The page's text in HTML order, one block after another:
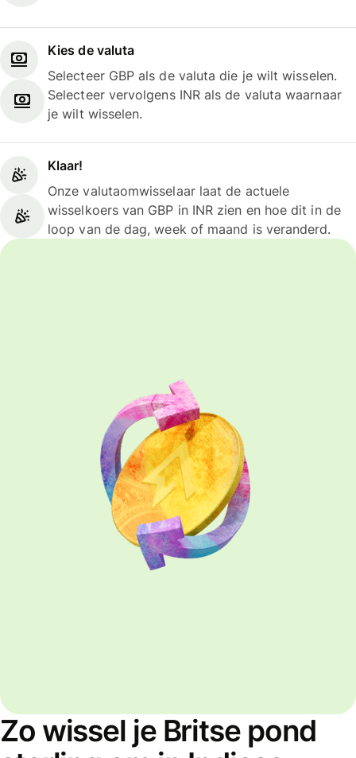
Kies de valuta
Selecteer GBP als de valuta die je wilt wisselen.
Selecteer vervolgens INR als de valuta waarnaar
je wilt wisselen.
Klaar!
Onze valutaomwisselaar laat de actuele
wisselkoers van GBP in INR zien en hoe dit in de
loop van de dag, week of maand is veranderd.
Zo wissel je Britse pond